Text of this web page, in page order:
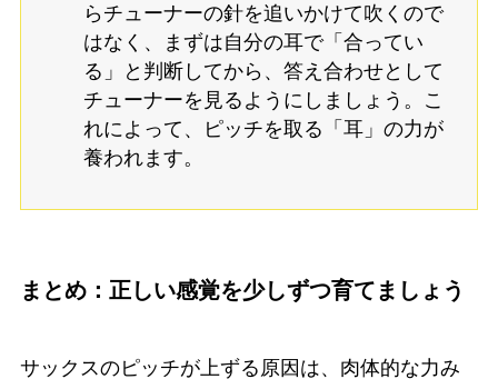
らチューナーの針を追いかけて吹くので
はなく、まずは自分の耳で「合ってい
る」と判断してから、答え合わせとして
チューナーを見るようにしましょう。こ
れによって、ピッチを取る「耳」の力が
養われます。
まとめ：正しい感覚を少しずつ育てましょう
サックスのピッチが上ずる原因は、肉体的な力み